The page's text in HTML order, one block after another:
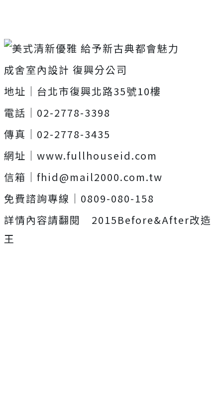
成舍室內設計 復興分公司
地址│台北市復興北路35號10樓
電話│02-2778-3398
傳真│02-2778-3435
網址│www.fullhouseid.com
信箱│ fhid@mail2000.com.tw
免費諮詢專線│0809-080-158
詳情內容請翻閱 2015Before&After改造
王